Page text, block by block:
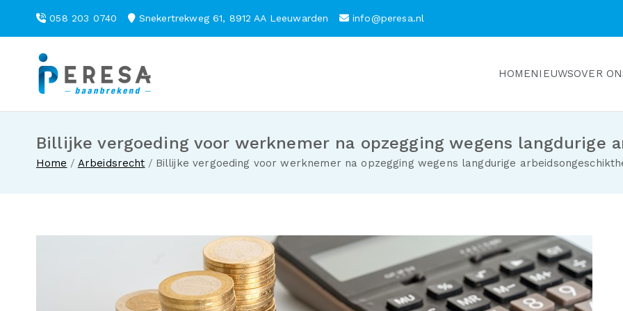
058 203 0740 Snekertrekweg 61, 8912 AA Leeuwarden info@peresa.nl
HOMENIEUWSOVER
Billijke vergoeding voor werknemer na opzegging wegens langdurige
Home Arbeidsrecht Billijke vergoeding voor werknemer na opzegging wegens langdurige